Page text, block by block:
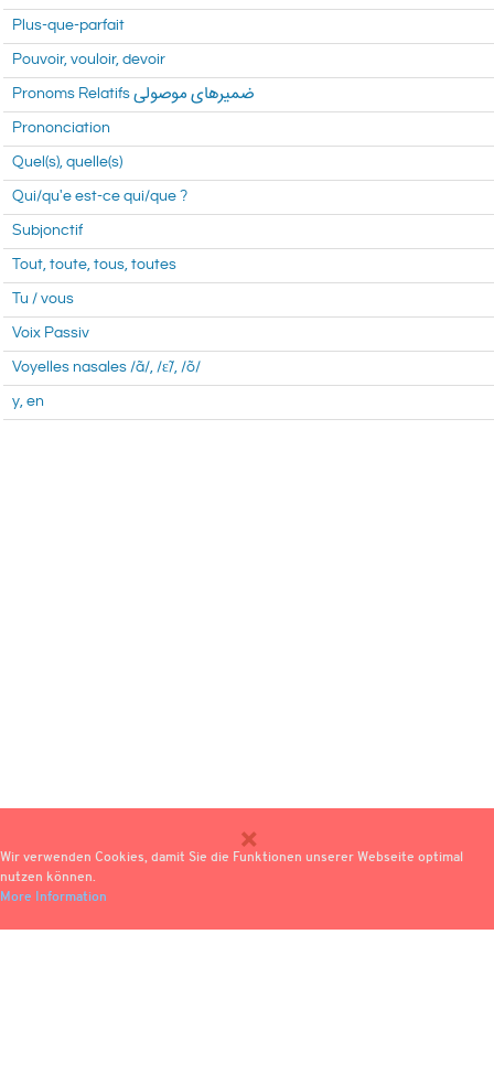
Wir verwenden Cookies, damit Sie die Funktionen unserer Webseite optimal
nutzen können.
More Information
Plus-que-parfait
Pouvoir, vouloir, devoir
Pronoms Relatifs ضمیر‌های موصولی
Prononciation
Quel(s), quelle(s)
Qui/qu'e est-ce qui/que ?
Subjonctif
Tout, toute, tous, toutes
Tu / vous
Voix Passiv
Voyelles nasales /ã/, /ɛ̃/, /õ/
y, en